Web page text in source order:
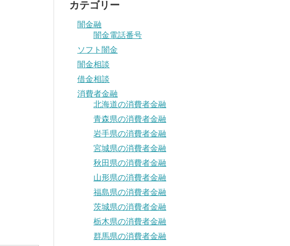
カテゴリー
闇金融
闇金電話番号
ソフト闇金
闇金相談
借金相談
消費者金融
北海道の消費者金融
青森県の消費者金融
岩手県の消費者金融
宮城県の消費者金融
秋田県の消費者金融
山形県の消費者金融
福島県の消費者金融
茨城県の消費者金融
栃木県の消費者金融
群馬県の消費者金融